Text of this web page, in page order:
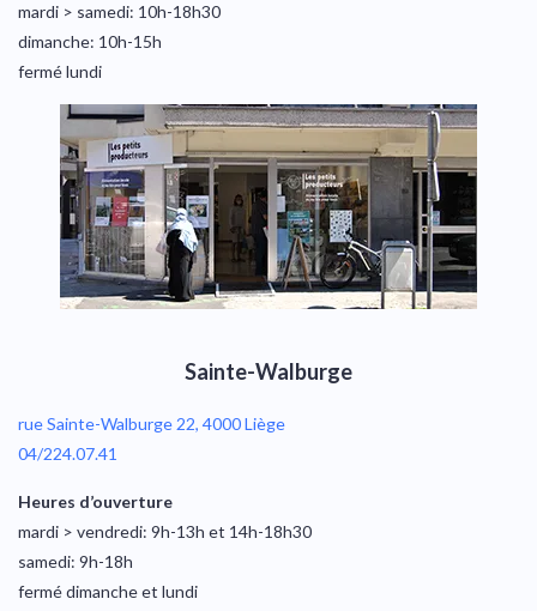
mardi > samedi: 10h-18h30
dimanche: 10h-15h
fermé lundi
Sainte-Walburge
rue Sainte-Walburge 22, 4000 Liège
04/224.07.41
Heures d’ouverture
mardi > vendredi: 9h-13h et 14h-18h30
samedi: 9h-18h
fermé dimanche et lundi